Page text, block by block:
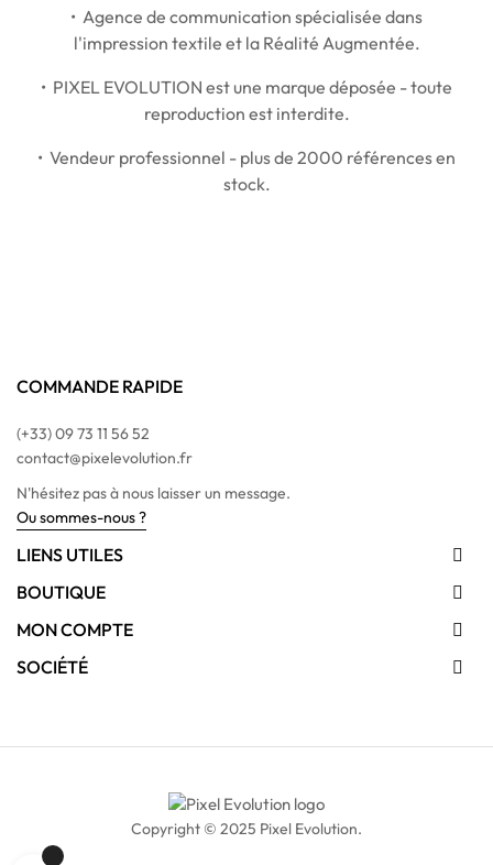
• Agence de communication spécialisée dans
l'impression textile et la Réalité Augmentée.
• PIXEL EVOLUTION est une marque déposée - toute
reproduction est interdite.
• Vendeur professionnel - plus de 2000 références en
stock.
COMMANDE RAPIDE
(+33) 09 73 11 56 52
contact@pixelevolution.fr
N'hésitez pas à nous laisser un message.
Ou sommes-nous ?
LIENS UTILES 
BOUTIQUE 
MON COMPTE 
SOCIÉTÉ 
Copyright © 2025 Pixel Evolution.